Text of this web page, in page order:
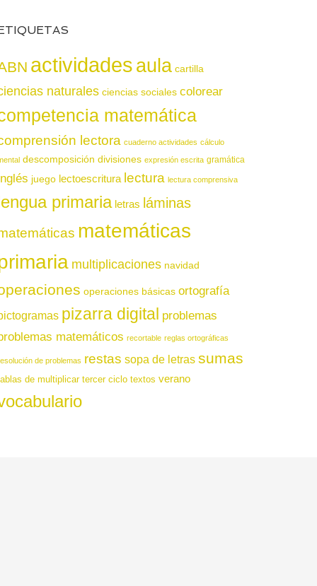
actividadesaula cartilla
naturales ciencias sociales colorear
matemática
lectora cuaderno actividades cálculo
descomposición divisiones expresión escrita gramática
juego lectoescritura lectura lectura comprensiva
primaria letras láminas
matemáticas
multiplicaciones navidad
operaciones básicas ortografía
pizarra digital problemas
matemáticos recortable reglas ortográficas
de problemas restas sopa de letras sumas
de multiplicar tercer ciclo textos verano